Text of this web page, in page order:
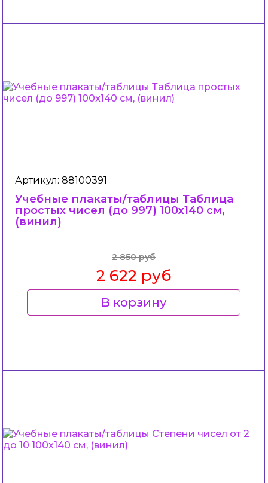
Артикул: 88100391
Учебные плакаты/таблицы Таблица
простых чисел (до 997) 100x140 см,
(винил)
2 850 руб
2 622 руб
В корзину